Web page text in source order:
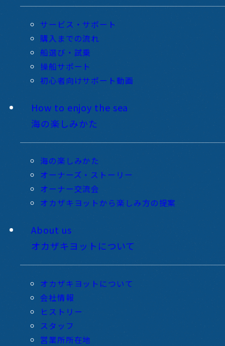
サービス・サポート
購入までの流れ
船選び・試乗
操船サポート
初心者向けサポート動画
How to enjoy the sea
海の楽しみかた
海の楽しみかた
オーナーズ・ストーリー
オーナー交流会
オカザキヨットから楽しみ方の提案
About us
オカザキヨットについて
オカザキヨットについて
会社情報
ヒストリー
スタッフ
営業所所在地